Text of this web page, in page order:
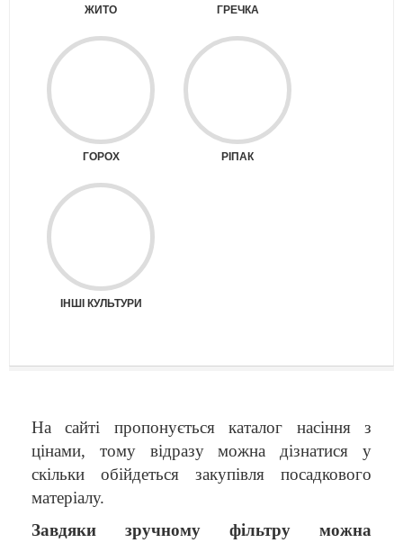
ЖИТО ГРЕЧКА
ГОРОХ РІПАК
ІНШІ КУЛЬТУРИ
На сайті пропонується каталог насіння з
цінами, тому відразу можна дізнатися у
скільки обійдеться закупівля посадкового
матеріалу.
Завдяки зручному фільтру можна